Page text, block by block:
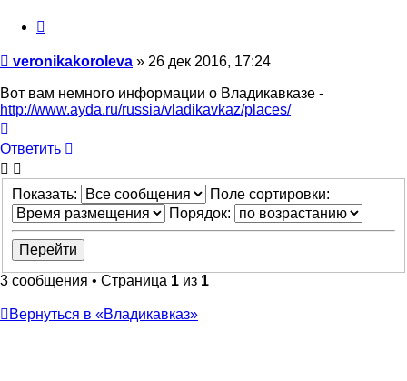
Сообщение
veronikakoroleva » 26 дек 2016, 17:24
Вот вам немного информации о Владикавказе -
http://www.ayda.ru/russia/vladikavkaz/places/
к
началу
Ответить
Показать:
Поле сортировки:
Порядок:
3 сообщения • Страница 1 из 1
Вернуться в «Владикавказ»